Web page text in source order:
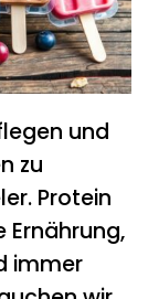
und
zu
Protein
Ernährung,
immer